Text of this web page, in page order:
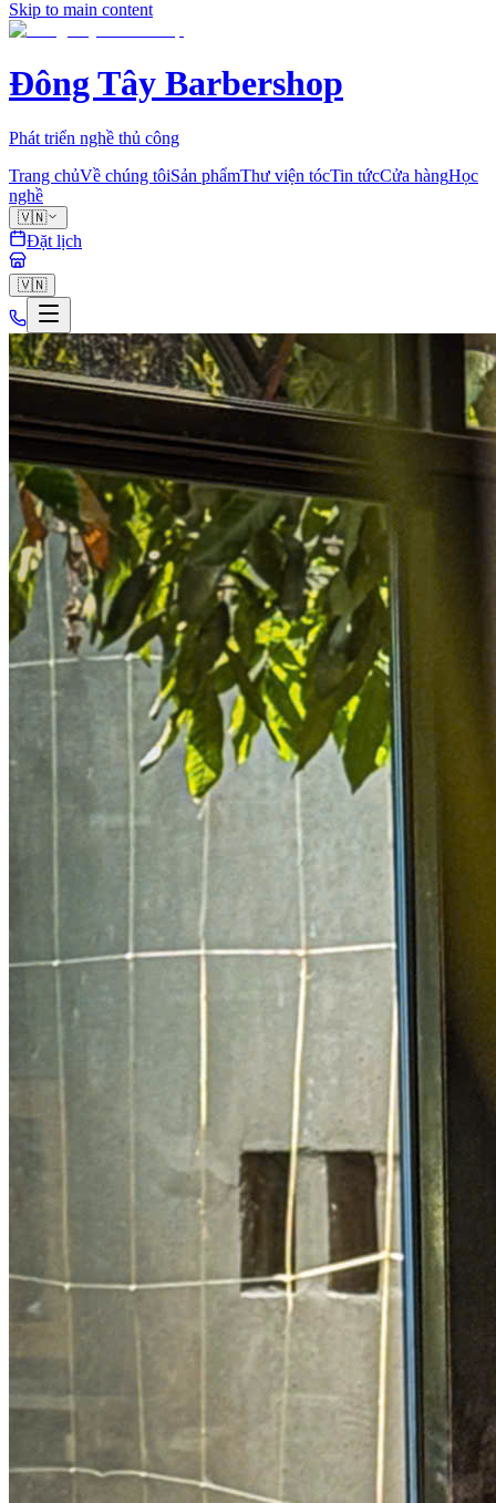
Skip to main content
Đông Tây Barbershop
Phát triển nghề thủ công
Trang chủVề chúng tôiSản phẩmThư viện tócTin tứcCửa hàngHọc
nghề
🇻🇳
Đặt lịch
🇻🇳